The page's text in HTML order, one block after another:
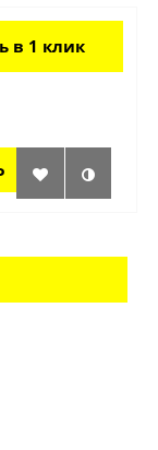
в 1 клик